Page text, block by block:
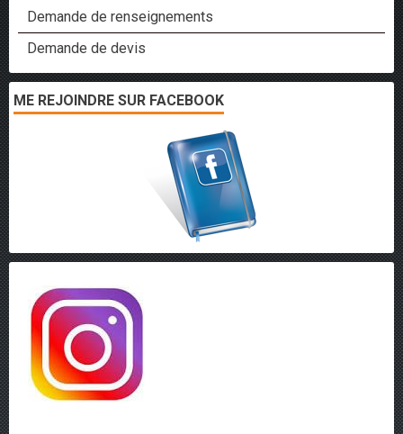
Demande de renseignements
Demande de devis
ME REJOINDRE SUR FACEBOOK